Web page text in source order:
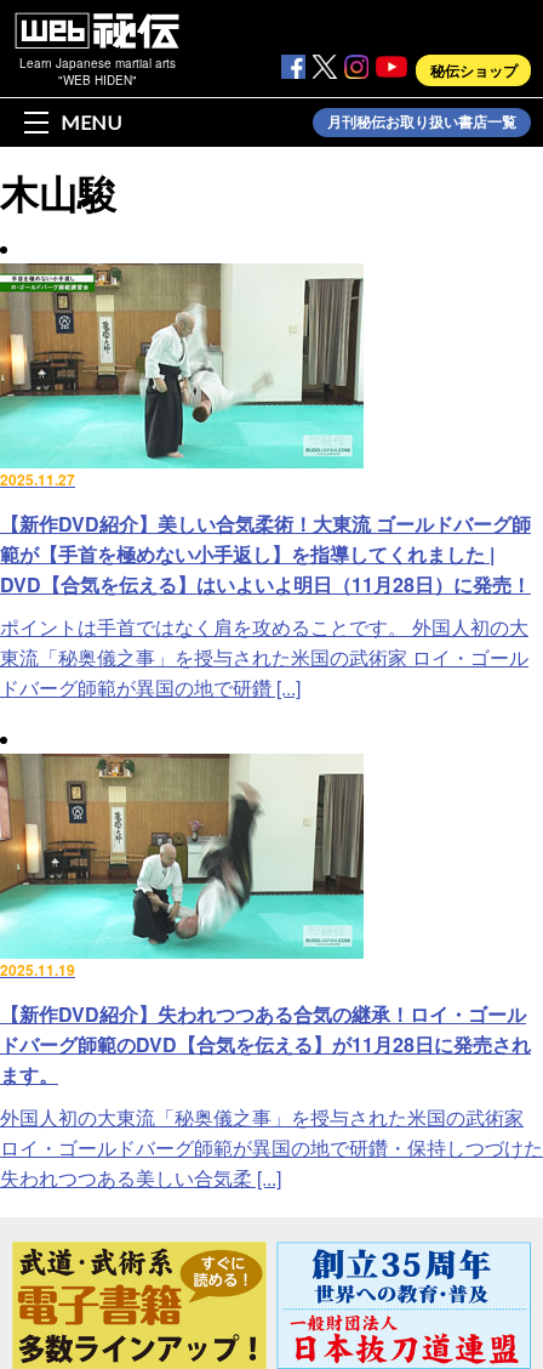
Learn Japanese martial arts
"WEB HIDEN"
秘伝ショップ
MENU 月刊秘伝お取り扱い書店一覧
木山駿
2025.11.27
【新作DVD紹介】美しい合気柔術！大東流 ゴールドバーグ師
範が【手首を極めない小手返し】を指導してくれました |
DVD【合気を伝える】はいよいよ明日（11月28日）に発売！
ポイントは手首ではなく肩を攻めることです。 外国人初の大
東流「秘奥儀之事」を授与された米国の武術家 ロイ・ゴール
ドバーグ師範が異国の地で研鑽 [...]
2025.11.19
【新作DVD紹介】失われつつある合気の継承！ロイ・ゴール
ドバーグ師範のDVD【合気を伝える】が11月28日に発売され
ます。
外国人初の大東流「秘奥儀之事」を授与された米国の武術家
ロイ・ゴールドバーグ師範が異国の地で研鑽・保持しつづけた
失われつつある美しい合気柔 [...]